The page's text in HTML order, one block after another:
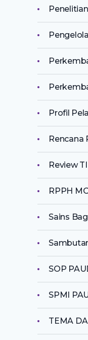
Profil
Rencana
Review
RPPH
Sains
SOP
SPMI
TEMA